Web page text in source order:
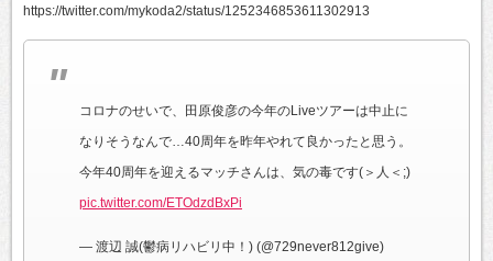
https://twitter.com/mykoda2/status/1252346853611302913
コロナのせいで、田原俊彦の今年のLiveツアーは中止に
なりそうなんで…40周年を昨年やれて良かったと思う。
今年40周年を迎えるマッチさんは、気の毒です(＞人＜;)
pic.twitter.com/ETOdzdBxPi
— 渡辺 誠(鬱病リハビリ中！) (@729never812give)